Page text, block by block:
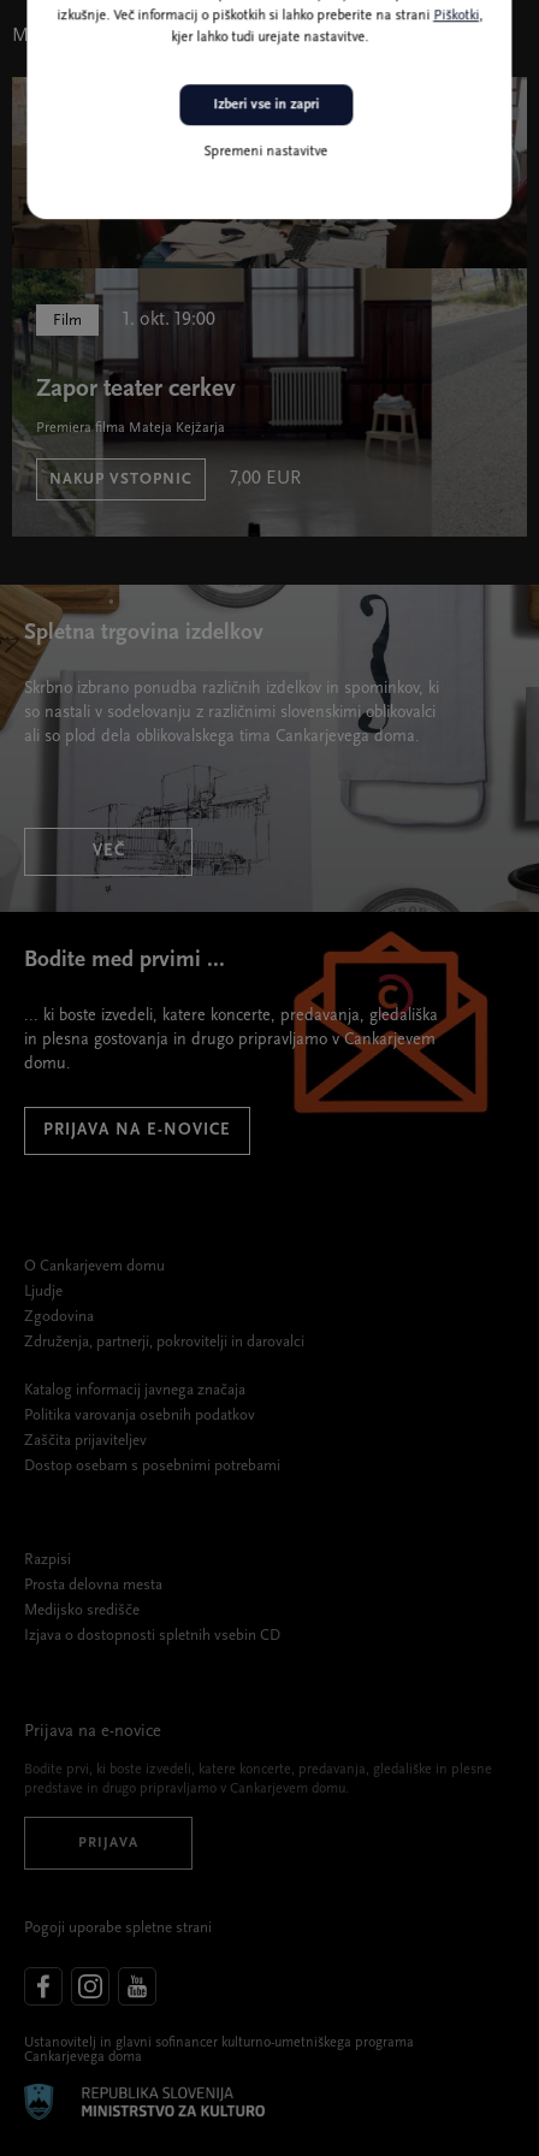
Morda vas zanima tudi
10. - 17. mar. 2027
Film 1. okt. 19:00
Zapor teater cerkev
Premiera filma Mateja Kejžarja
NAKUP VSTOPNIC 7,00 EUR
Spletna trgovina izdelkov
Skrbno izbrano ponudba različnih izdelkov in spominkov, ki
so nastali v sodelovanju z različnimi slovenskimi oblikovalci
ali so plod dela oblikovalskega tima Cankarjevega doma.
VEČ
Bodite med prvimi ...
... ki boste izvedeli, katere koncerte, predavanja, gledališka
in plesna gostovanja in drugo pripravljamo v Cankarjevem
domu.
PRIJAVA NA E-NOVICE
O Cankarjevem domu
Ljudje
Zgodovina
Združenja, partnerji, pokrovitelji in darovalci
Katalog informacij javnega značaja
Politika varovanja osebnih podatkov
Zaščita prijaviteljev
Dostop osebam s posebnimi potrebami
Razpisi
Prosta delovna mesta
Medijsko središče
Izjava o dostopnosti spletnih vsebin CD
Prijava na e-novice
Bodite prvi, ki boste izvedeli, katere koncerte, predavanja, gledališke in plesne
predstave in drugo pripravljamo v Cankarjevem domu.
PRIJAVA
Pogoji uporabe spletne strani
Ustanovitelj in glavni sofinancer kulturno-umetniškega programa
Cankarjevega doma
izkušnje. Več informacij o piškotkih si lahko preberite na strani Piškotki,
kjer lahko tudi urejate nastavitve.
Spremeni nastavitve
Izberi vse in zapri